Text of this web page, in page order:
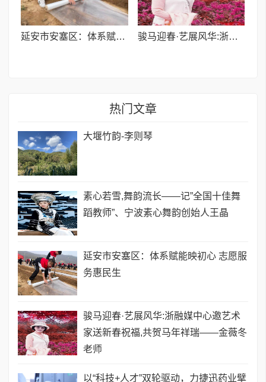
延安市安塞区：体系赋能映初心 志愿服务惠民生 骏马迎春·艺展风华:浙融媒中心邀艺术家送新春祝福,共贺马年祥瑞——金薇冬老师
热门文章
大堰竹韵-​李则琴
素心若雪,舞韵流长——记”全国十佳舞
蹈教师”、宁波素心舞韵创始人王晶
延安市安塞区：体系赋能映初心 志愿服
务惠民生
骏马迎春·艺展风华:浙融媒中心邀艺术
家送新春祝福,共贺马年祥瑞——金薇冬
老师
以“科技+人才”双轮驱动，力捷迅药业擘